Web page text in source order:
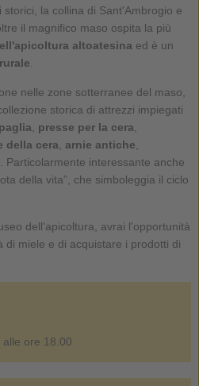
la collina di Sant'Ambrogio e
il magnifico maso ospita la più
altoatesina ed è un
nelle zone sotterranee del maso,
storica di attrezzi impiegati
presse per la cera
della cera arnie antiche
Particolarmente interessante anche
della vita”, che simboleggia il ciclo
dell'apicoltura, avrai l'opportunità
di miele e di acquistare i prodotti di
ore 18.00